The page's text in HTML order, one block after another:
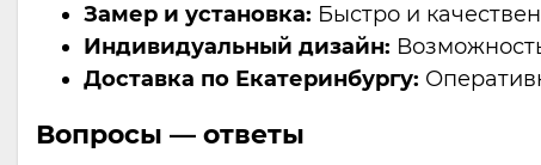
Замер и установка: Быстро и
Индивидуальный дизайн:
Доставка по Екатеринбургу:
Вопросы — ответы